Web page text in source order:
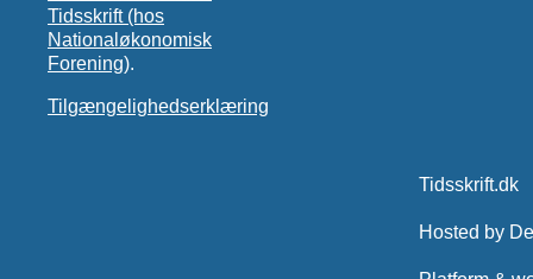
Tidsskrift (hos
Nationaløkonomisk
Forening).
Tilgængelighedserklæring